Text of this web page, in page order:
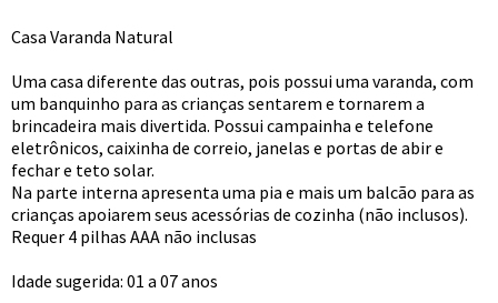
Casa Varanda Natural
Uma casa diferente das outras, pois possui uma varanda, com
um banquinho para as crianças sentarem e tornarem a
brincadeira mais divertida. Possui campainha e telefone
eletrônicos, caixinha de correio, janelas e portas de abir e
fechar e teto solar.
Na parte interna apresenta uma pia e mais um balcão para as
crianças apoiarem seus acessórias de cozinha (não inclusos).
Requer 4 pilhas AAA não inclusas
Idade sugerida: 01 a 07 anos